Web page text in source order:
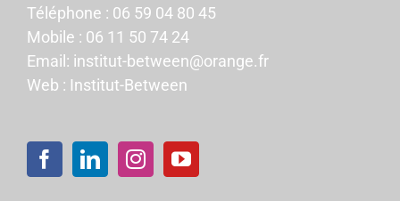
Téléphone : 06 59 04 80 45
Mobile : 06 11 50 74 24
Email: institut-between@orange.fr
Web : Institut-Between